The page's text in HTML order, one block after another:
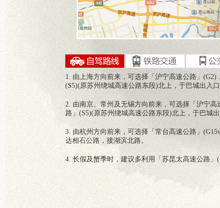
1. 由上海方向前来，可选择「沪宁高速公路」
(S5)(原苏州绕城高速公路东段)北上，于巴城出入
2. 由南京、常州及无锡方向前来，可选择「沪宁
路」(S5)(原苏州绕城高速公路东段)北上，于巴城
3. 由杭州方向前来，可选择「常台高速公路」
达相石公路，接湖滨北路。
4. 长假及蟹季时，建议多利用「苏昆太高速公路